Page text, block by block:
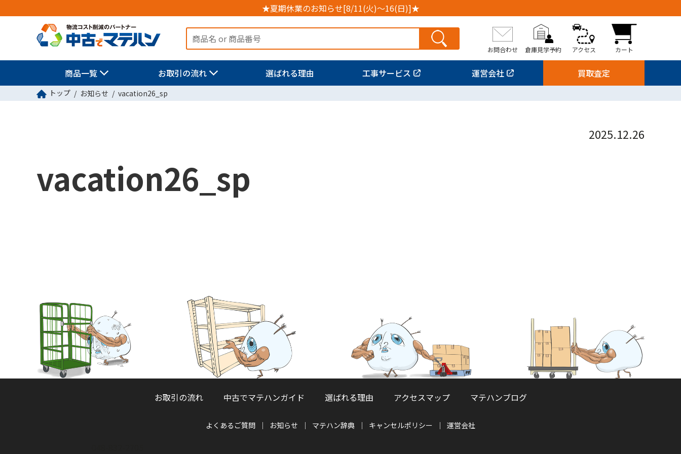
★夏期休業のお知らせ[8/11(火)～16(日)]★
お問合わせ 倉庫見学予約 アクセス カート
商品一覧 お取引の流れ 選ばれる理由 工事サービス 運営会社 買取査定
トップ お知らせ vacation26_sp
2025.12.26
vacation26_sp
お取引の流れ 中古でマテハンガイド 選ばれる理由 アクセスマップ マテハンブログ
よくあるご質問 お知らせ マテハン辞典 キャンセルポリシー 運営会社